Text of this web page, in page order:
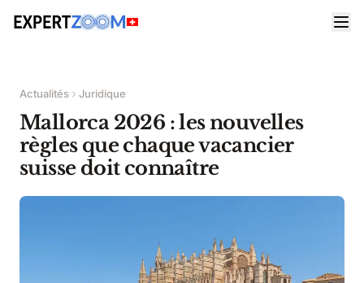
Actualités Juridique
Mallorca 2026 : les nouvelles
règles que chaque vacancier
suisse doit connaître